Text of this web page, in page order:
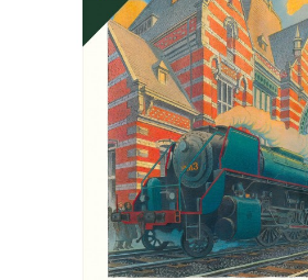
SCHUITEN - LI KUNWU
ALAIN GOFFIN
LUC SCHUITEN
ROMAIN RENARD
DAVID MERVEILLE